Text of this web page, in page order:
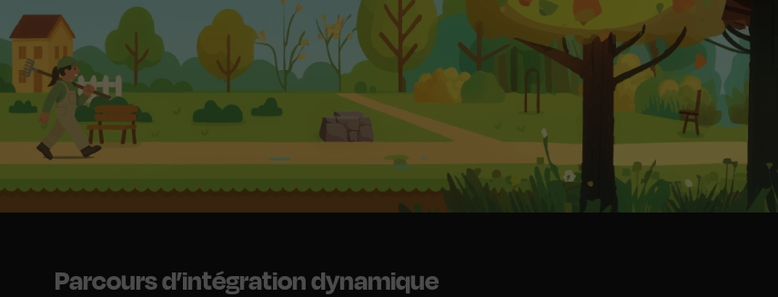
Parcours d’intégration dynamique